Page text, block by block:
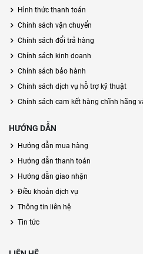
Hình thức thanh toán
Chính sách vận chuyển
Chính sách đổi trả hàng
Chính sách kinh doanh
Chính sách bảo hành
Chính sách dịch vụ hỗ trợ kỹ thuật
Chính sách cam kết hàng chĩnh hãng
HƯỚNG DẪN
Hướng dẫn mua hàng
Hướng dẫn thanh toán
Hướng dẫn giao nhận
Điều khoản dịch vụ
Thông tin liên hệ
Tin tức